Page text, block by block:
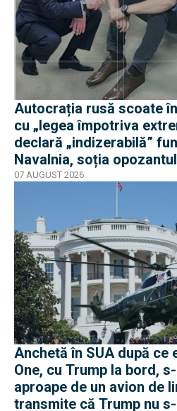
Autocrația rusă scoate
cu „legea împotriva
declară „indizerabilă”
Navalnia, soția
ucis în închisorile
07 AUGUST 2026
Anchetă în SUA după ce
One, cu Trump la bord,
aproape de un avion de
transmite că Trump nu